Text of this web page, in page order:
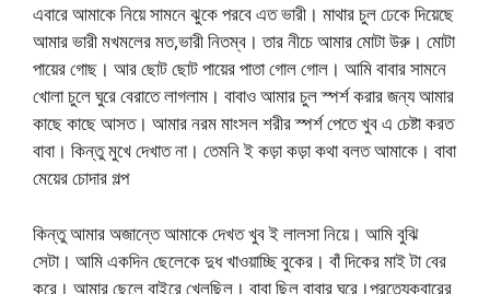
এবারে আমাকে নিয়ে সামনে ঝুকে পরবে এত ভারী। মাথার চুল ঢেকে দিয়েছে
আমার ভারী মখমলের মত,ভারী নিতম্ব। তার নীচে আমার মোটা উরু। মোটা
পায়ের গোছ। আর ছোট ছোট পায়ের পাতা গোল গোল। আমি বাবার সামনে
খোলা চুলে ঘুরে বেরাতে লাগলাম। বাবাও আমার চুল স্পর্শ করার জন্য আমার
কাছে কাছে আসত। আমার নরম মাংসল শরীর স্পর্শ পেতে খুব এ চেষ্টা করত
বাবা। কিন্তু মুখে দেখাত না। তেমনি ই কড়া কড়া কথা বলত আমাকে। বাবা
মেয়ের চোদার গল্প
কিন্তু আমার অজান্তে আমাকে দেখত খুব ই লালসা নিয়ে। আমি বুঝি
সেটা। আমি একদিন ছেলেকে দুধ খাওয়াচ্ছি বুকের। বাঁ দিকের মাই টা বের
করে। আমার ছেলে বাইরে খেলছিল। বাবা ছিল বাবার ঘরে।প্রত্যেকবারের